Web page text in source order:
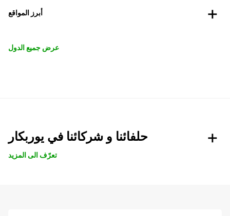
أبرز المواقع
عرض جميع الدول
حلفائنا و شركائنا في يوربكار
تعرّف الى المزيد